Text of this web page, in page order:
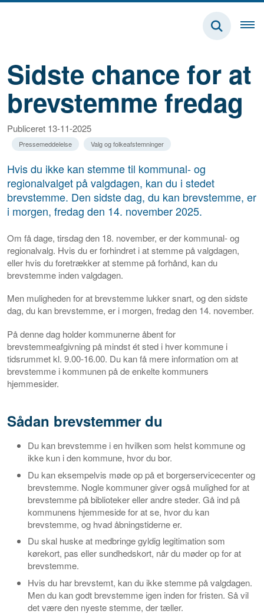
Sidste chance for at
brevstemme fredag
Publiceret 13-11-2025
Pressemeddelelse Valg og folkeafstemninger
Hvis du ikke kan stemme til kommunal- og
regionalvalget på valgdagen, kan du i stedet
brevstemme. Den sidste dag, du kan brevstemme, er
i morgen, fredag den 14. november 2025.
Om få dage, tirsdag den 18. november, er der kommunal- og
regionalvalg. Hvis du er forhindret i at stemme på valgdagen,
eller hvis du foretrækker at stemme på forhånd, kan du
brevstemme inden valgdagen.
Men muligheden for at brevstemme lukker snart, og den sidste
dag, du kan brevstemme, er i morgen, fredag den 14. november.
På denne dag holder kommunerne åbent for
brevstemmeafgivning på mindst ét sted i hver kommune i
tidsrummet kl. 9.00-16.00. Du kan få mere information om at
brevstemme i kommunen på de enkelte kommuners
hjemmesider.
Sådan brevstemmer du
Du kan brevstemme i en hvilken som helst kommune og
ikke kun i den kommune, hvor du bor.
Du kan eksempelvis møde op på et borgerservicecenter og
brevstemme. Nogle kommuner giver også mulighed for at
brevstemme på biblioteker eller andre steder. Gå ind på
kommunens hjemmeside for at se, hvor du kan
brevstemme, og hvad åbningstiderne er.
Du skal huske at medbringe gyldig legitimation som
kørekort, pas eller sundhedskort, når du møder op for at
brevstemme.
Hvis du har brevstemt, kan du ikke stemme på valgdagen.
Men du kan godt brevstemme igen inden for fristen. Så vil
det være den nyeste stemme, der tæller.